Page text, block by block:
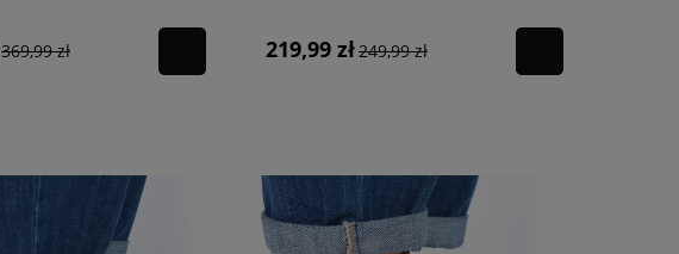
369,99 zł 219,99 zł249,99 zł